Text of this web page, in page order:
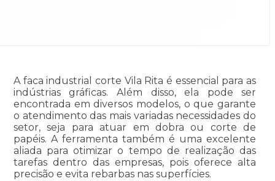
A faca industrial corte Vila Rita é essencial para as
indústrias gráficas. Além disso, ela pode ser
encontrada em diversos modelos, o que garante
o atendimento das mais variadas necessidades do
setor, seja para atuar em dobra ou corte de
papéis. A ferramenta também é uma excelente
aliada para otimizar o tempo de realização das
tarefas dentro das empresas, pois oferece alta
precisão e evita rebarbas nas superfícies.